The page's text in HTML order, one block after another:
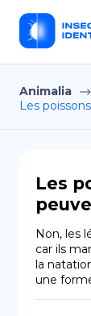
Animalia
Les
Les
Non, les
car ils
la
une